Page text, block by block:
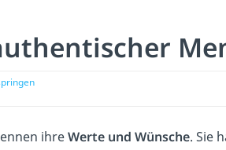
ihreWerte und Wünsche. Sie